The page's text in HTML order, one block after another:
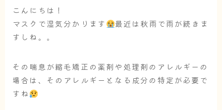
こんにちは！
マスクで湿気分かります
最近は秋雨で雨が続きま
すしね。。
その喘息が縮毛矯正の薬剤や処理剤のアレルギーの
場合は、そのアレルギーとなる成分の特定が必要で
すね